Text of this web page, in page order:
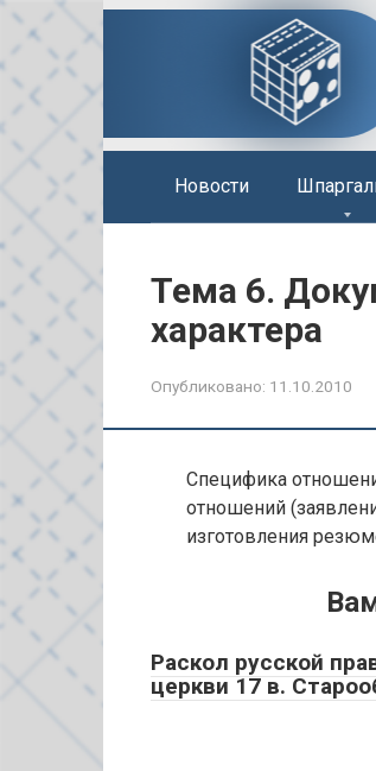
Перейти
контенту
Новости
Тема 6.
характера
Опубликовано: 11.10.2010
Специфика
отношений
изготовления
Раскол русской
церкви 17 в.